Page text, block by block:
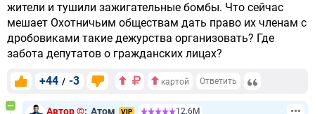
жители и тушили зажигательные бомбы. Что сейчас
мешает Охотничьим обществам дать право их членам с
дробовиками такие дежурства организовать? Где
забота депутатов о гражданских лицах?
+44 / -3 картой Ответить
Автор ©: Атом VIP 12.6М